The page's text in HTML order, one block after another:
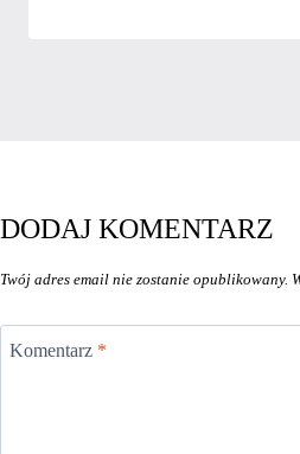
DODAJ KOMENTARZ
Twój adres email nie zostanie opublikowany.
Komentarz *